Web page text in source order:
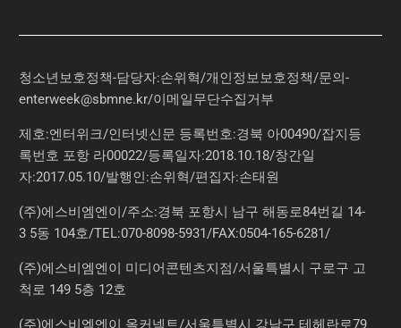
청소년보호정책-담당자:손위혁/개인정보보호정책/문의-
enterweek@sbmne.kr/이메일무단수집거부
제호:엔터위크/인터넷신문 등록번호:경북 아00490/잡지등
록번호 포항 라00022/등록일자:2018.10.18/창간일
자:2017.05.10/발행인:손위혁/편집자:손태원
(주)에스비엠엔이/주소:경북 포항시 남구 해동로84번길 14-
3 5동 104호/TEL:070-8098-5931/FAX:0504-165-6281/
(주)에스비엠엔이 미디어콘텐츠지점/서울특별시 구로구 고
척로 149 5층 12호
(주)에스비엠엔이 올커넥트/서울특별시 강남구 테헤란로79